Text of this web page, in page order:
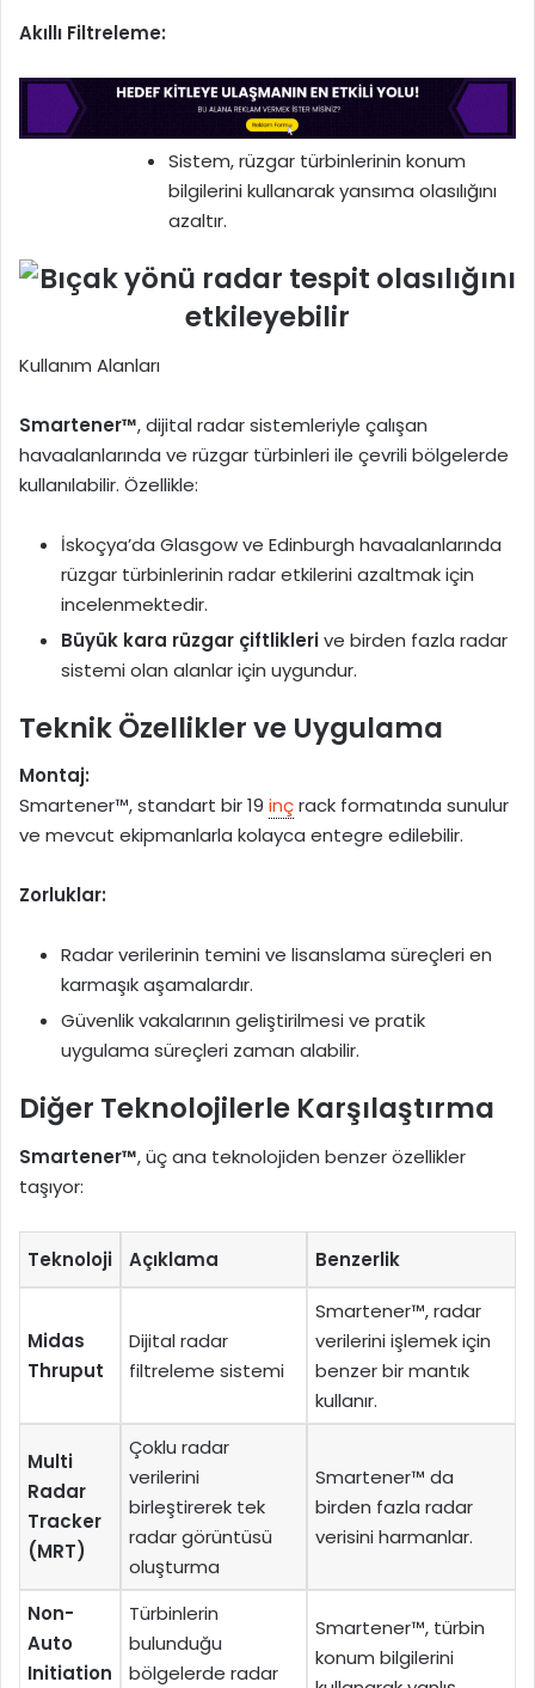
Akıllı Filtreleme:
Sistem, rüzgar türbinlerinin konum
bilgilerini kullanarak yansıma olasılığını
azaltır.
Kullanım Alanları
Smartener™, dijital radar sistemleriyle çalışan
havaalanlarında ve rüzgar türbinleri ile çevrili bölgelerde
kullanılabilir. Özellikle:
İskoçya’da Glasgow ve Edinburgh havaalanlarında
rüzgar türbinlerinin radar etkilerini azaltmak için
incelenmektedir.
Büyük kara rüzgar çiftliklerive birden fazla radar
sistemi olan alanlar için uygundur.
Teknik Özellikler ve Uygulama
Montaj:
Smartener™, standart bir 19 inçrack formatında sunulur
ve mevcut ekipmanlarla kolayca entegre edilebilir.
Zorluklar:
Radar verilerinin temini ve lisanslama süreçleri en
karmaşık aşamalardır.
Güvenlik vakalarının geliştirilmesi ve pratik
uygulama süreçleri zaman alabilir.
Diğer Teknolojilerle Karşılaştırma
Smartener™, üç ana teknolojiden benzer özellikler
taşıyor:
Teknoloji Açıklama Benzerlik
Midas
Thruput
Dijital radar
filtreleme sistemi
Smartener™, radar
verilerini işlemek için
benzer bir mantık
kullanır.
Multi
Radar
Tracker
(MRT)
Çoklu radar
verilerini
birleştirerek tek
radar görüntüsü
oluşturma
Smartener™ da
birden fazla radar
verisini harmanlar.
Non-
Auto
Initiation
Türbinlerin
bulunduğu
bölgelerde radar
Smartener™, türbin
konum bilgilerini